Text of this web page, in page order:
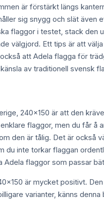
är förstärkt längs
sig snygg och slät även
flaggor i testet, stack den
välgjord. Ett tips är att
att Adela flagga för
av traditionell svensk
240x150 är att den
flaggor, men du får
den är tålig. Det är
du inte torkar flaggan
Adela flaggor som passar
är mycket positivt.
varianter, känns